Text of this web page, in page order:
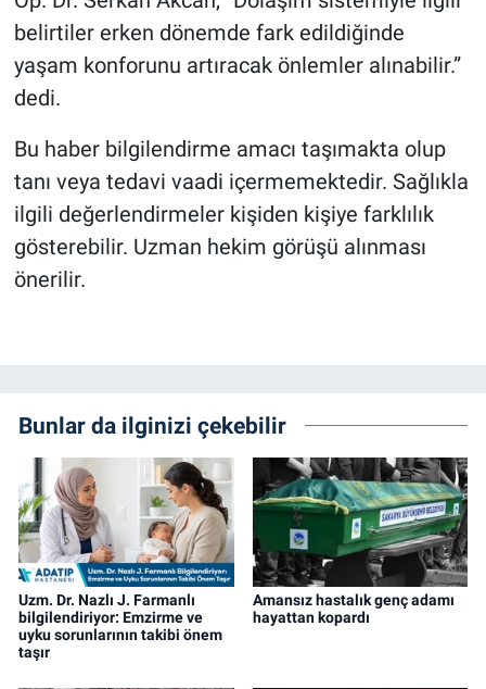
belirtiler erken dönemde fark edildiğinde
yaşam konforunu artıracak önlemler alınabilir.”
dedi.
Bu haber bilgilendirme amacı taşımakta olup
tanı veya tedavi vaadi içermemektedir. Sağlıkla
ilgili değerlendirmeler kişiden kişiye farklılık
gösterebilir. Uzman hekim görüşü alınması
önerilir.
Bunlar da ilginizi çekebilir
Uzm. Dr. Nazlı J. Farmanlı
bilgilendiriyor: Emzirme ve
uyku sorunlarının takibi önem
taşır
Amansız hastalık genç adamı
hayattan kopardı